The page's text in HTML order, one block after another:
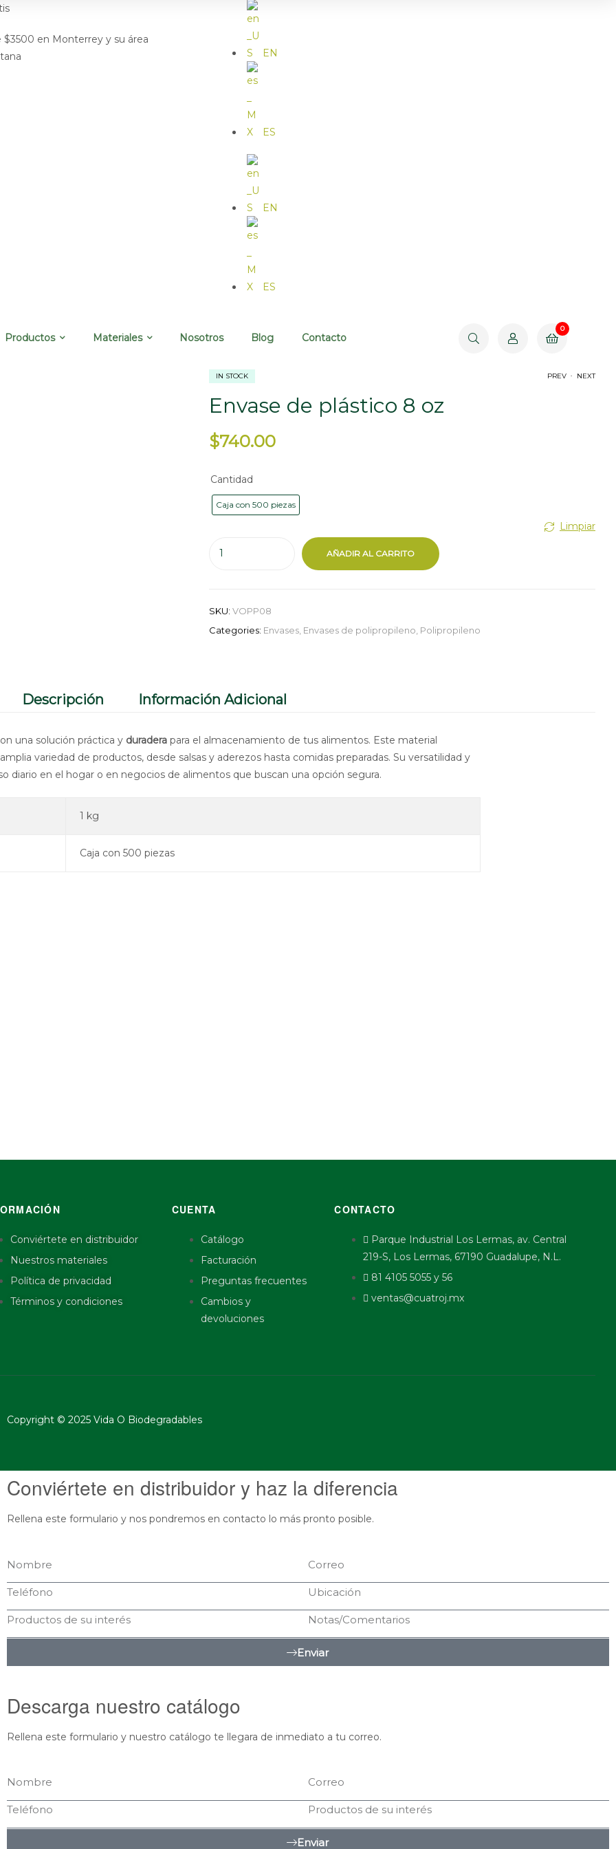
$3500 en Monterrey y su área
EN
ES
EN
ES
Productos Materiales Nosotros Blog Contacto
0
PREV . NEXT
IN STOCK
Envase de plástico 8 oz
$740.00
Cantidad
Caja con 500 piezas
Limpiar
AÑADIR AL CARRITO
SKU: VOPP08
Categories: Envases Envases de polipropileno Polipropileno
Descripción Información Adicional
una solución práctica y duradera para el almacenamiento de tus alimentos. Este material
variedad de productos, desde salsas y aderezos hasta comidas preparadas. Su versatilidad y
diario en el hogar o en negocios de alimentos que buscan una opción segura.
1 kg
Caja con 500 piezas
Conviértete en distribuidor
Nuestros materiales
Política de privacidad
Términos y condiciones
CUENTA
Catálogo
Facturación
Preguntas frecuentes
Cambios y
devoluciones
CONTACTO
Parque Industrial Los Lermas, av. Central
219-S, Los Lermas, 67190 Guadalupe, N.L.
81 4105 5055 y 56
ventas@cuatroj.mx
Copyright © 2025 Vida O Biodegradables
Conviértete en distribuidor y haz la diferencia
Rellena este formulario y nos pondremos en contacto lo más pronto posible.
Enviar
Descarga nuestro catálogo
Rellena este formulario y nuestro catálogo te llegara de inmediato a tu correo.
Enviar